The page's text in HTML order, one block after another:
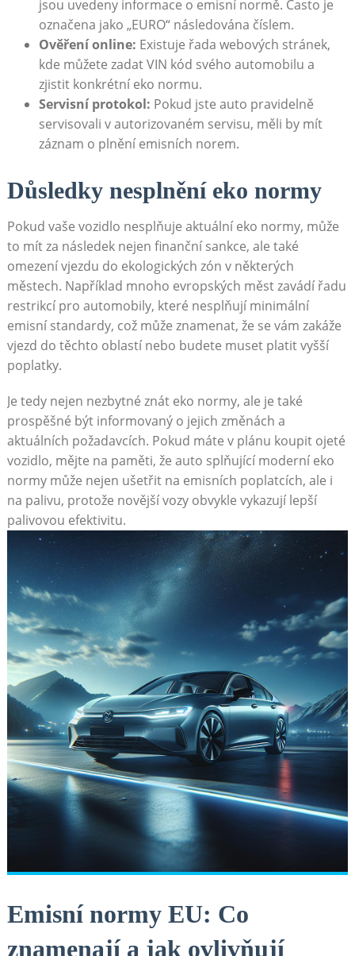
jsou uvedeny informace o emisní normě. Často je
označena‍ jako „EURO“ následována ‍číslem.
Ověření ​online: Existuje řada webových stránek,
kde​ můžete zadat VIN kód svého automobilu a
zjistit‌ konkrétní eko normu.
Servisní protokol: Pokud⁤ jste auto pravidelně
servisovali v autorizovaném ‍servisu,⁢ měli by mít
záznam​ o plnění emisních⁣ norem.
Důsledky nesplnění eko normy
Pokud vaše vozidlo nesplňuje aktuální eko normy, může
to⁣ mít za ⁣následek nejen finanční sankce, ale také
omezení vjezdu do ekologických zón⁣ v některých⁣
městech. Například mnoho evropských měst zavádí řadu
restrikcí pro‌ automobily, které nesplňují‍ minimální
emisní standardy, což může znamenat, že ‍se vám‌ zakáže
vjezd do těchto oblastí ‌nebo budete muset platit vyšší
‌poplatky.
Je tedy nejen nezbytné znát eko ‍normy, ale je také
prospěšné být informovaný o jejich ‍změnách a
aktuálních požadavcích. ⁤Pokud máte v plánu koupit ojeté
vozidlo, mějte na‌ paměti, že auto splňující ‌moderní eko
normy ‍může nejen ušetřit na emisních poplatcích, ale i
na palivu,⁢ protože‍ novější ⁤vozy obvykle vykazují lepší
palivovou efektivitu.
Emisní‍ normy EU:⁢ Co
znamenají a jak ‌ovlivňují ​